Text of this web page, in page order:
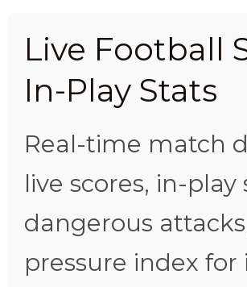
Live Football
In-Play Stats
Real-time match
live scores, in-play
dangerous
pressure index